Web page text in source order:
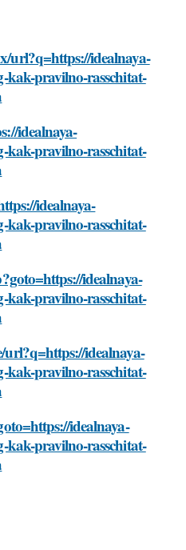
url?q=https://idealnaya-
kak-pravilno-rasschitat-
idealnaya-
kak-pravilno-rasschitat-
idealnaya-
kak-pravilno-rasschitat-
idealnaya-
kak-pravilno-rasschitat-
url?q=https://idealnaya-
kak-pravilno-rasschitat-
idealnaya-
kak-pravilno-rasschitat-